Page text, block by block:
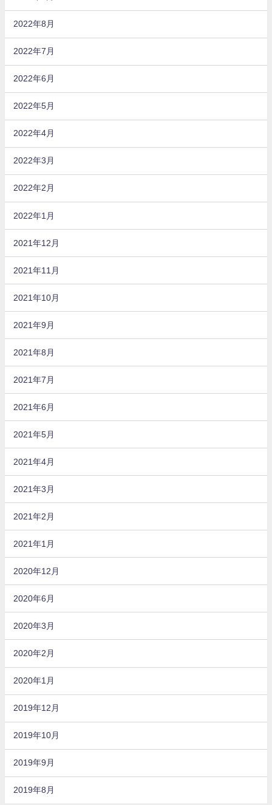
2022年8月
2022年7月
2022年6月
2022年5月
2022年4月
2022年3月
2022年2月
2022年1月
2021年12月
2021年11月
2021年10月
2021年9月
2021年8月
2021年7月
2021年6月
2021年5月
2021年4月
2021年3月
2021年2月
2021年1月
2020年12月
2020年6月
2020年3月
2020年2月
2020年1月
2019年12月
2019年10月
2019年9月
2019年8月